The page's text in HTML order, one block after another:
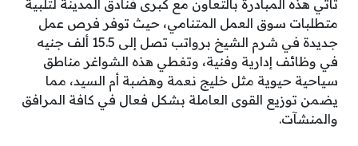
تأتي هذه المبادرة بالتعاون مع كبرى فنادق المدينة لتلبية
متطلبات سوق العمل المتنامي، حيث توفر فرص عمل
جديدة في شرم الشيخ برواتب تصل إلى 15.5 ألف جنيه
في وظائف إدارية وفنية، وتغطي هذه الشواغر مناطق
سياحية حيوية مثل خليج نعمة وهضبة أم السيد، مما
يضمن توزيع القوى العاملة بشكل فعال في كافة المرافق
والمنشآت.